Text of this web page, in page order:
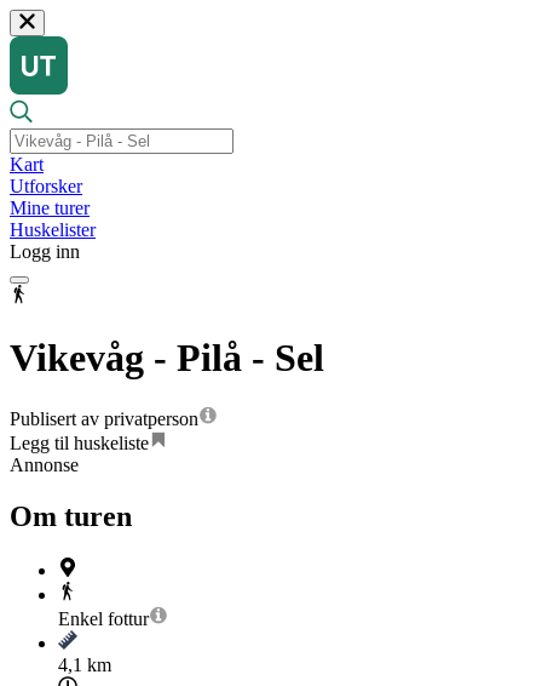
Kart
Utforsker
Mine turer
Huskelister
Logg inn
Vikevåg - Pilå - Sel
Publisert av privatperson
Legg til huskeliste
Annonse
Om turen
Enkel fottur
4,1 km